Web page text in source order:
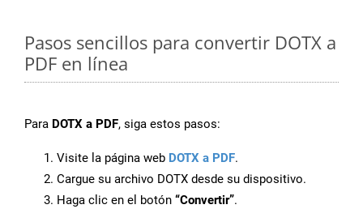
Pasos sencillos para convertir DOTX a
PDF en línea
Para DOTX a PDF, siga estos pasos:
Visite la página web DOTX a PDF.
Cargue su archivo DOTX desde su dispositivo.
Haga clic en el botón “Convertir”.